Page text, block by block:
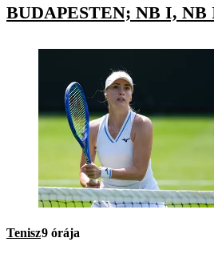
BUDAPESTEN; NB I,
Tenisz9 órája